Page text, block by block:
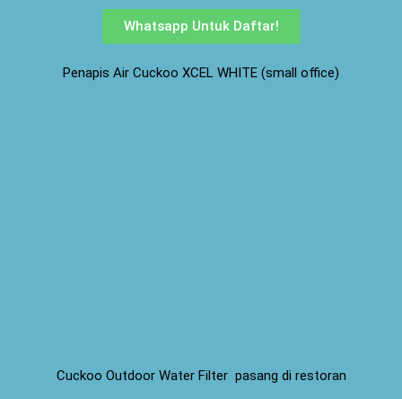
Whatsapp Untuk Daftar!
Penapis Air Cuckoo XCEL WHITE (small office)
Cuckoo Outdoor Water Filter pasang di restoran